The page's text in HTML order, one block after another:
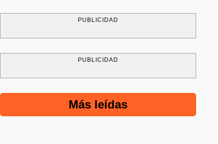
PUBLICIDAD
PUBLICIDAD
Más leídas